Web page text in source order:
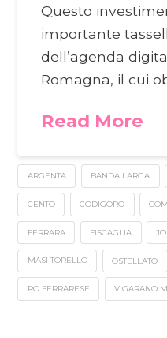
Questo
importante
dell’agenda
Romagna, il cui
Read More
ARGENTA BANDA LARGA
CENTO CODIGORO
FERRARA FISCAGLIA
MASI TORELLO OSTELLATO
RO FERRARESE VIGARANO